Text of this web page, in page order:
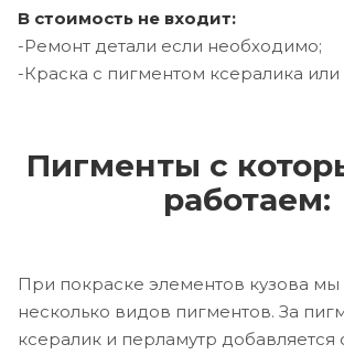
В стоимость не входит:
-Ремонт детали если необходимо;
-Краска с пигментом ксералика или
Пигменты с
работаем:
При покраске элементов кузова мы
несколько видов пигментов. За
ксералик и перламутр добавляется